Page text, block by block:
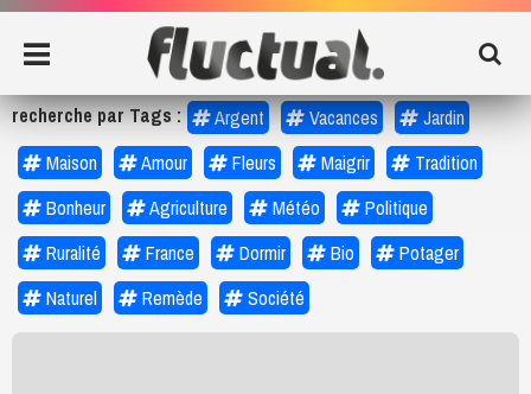
recherche par Tags : Argent Vacances
Jardin
Maison
Amour Fleurs Maigrir
Tradition
Bonheur
Agriculture Météo
Politique
Ruralité
France Dormir Bio
Potager
Naturel
Remède Société